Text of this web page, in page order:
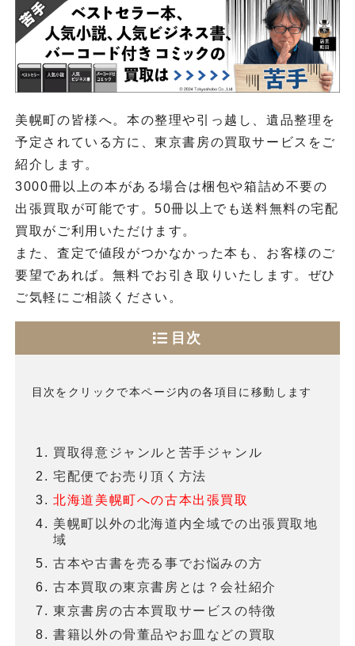
美幌町の皆様へ。本の整理や引っ越し、遺品整理を
予定されている方に、東京書房の買取サービスをご
紹介します。
3000冊以上の本がある場合は梱包や箱詰め不要の
出張買取が可能です。50冊以上でも送料無料の宅配
買取がご利用いただけます。
また、査定で値段がつかなかった本も、お客様のご
要望であれば。無料でお引き取りいたします。ぜひ
ご気軽にご相談ください。
目次
目次をクリックで本ページ内の各項目に移動します
買取得意ジャンルと苦手ジャンル
宅配便でお売り頂く方法
北海道美幌町への古本出張買取
美幌町以外の北海道内全域での出張買取地
域
古本や古書を売る事でお悩みの方
古本買取の東京書房とは？会社紹介
東京書房の古本買取サービスの特徴
書籍以外の骨董品やお皿などの買取